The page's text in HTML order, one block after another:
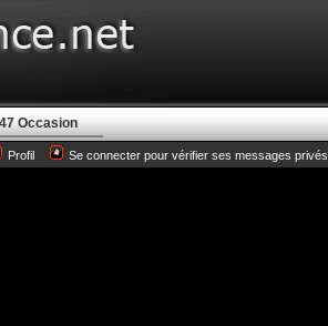
Occasion
Profil Se connecter pour vérifier ses messages privés